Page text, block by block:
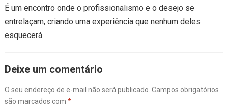
É um encontro onde o profissionalismo e o desejo se
entrelaçam, criando uma experiência que nenhum deles
esquecerá.
Deixe um comentário
O seu endereço de e-mail não será publicado. Campos obrigatórios
são marcados com *